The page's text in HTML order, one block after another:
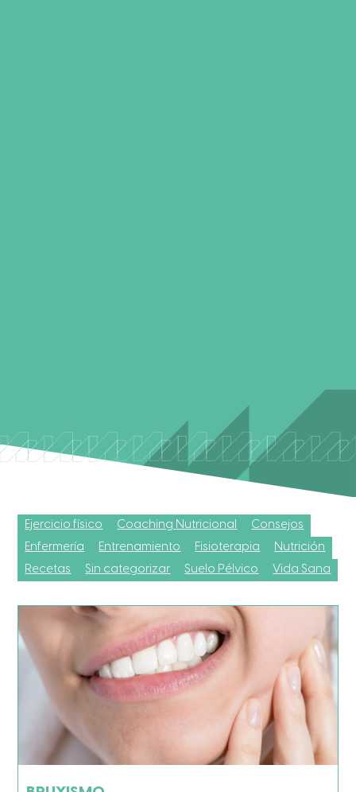
Ejercicio físico Coaching Nutricional
Consejos
Enfermería
Entrenamiento Fisioterapia
Nutrición
Recetas
Sin categorizar Suelo Pélvico Vida Sana